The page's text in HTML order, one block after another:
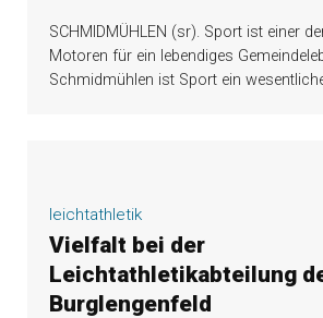
SCHMIDMÜHLEN (sr). Sport ist einer
Motoren für ein lebendiges
Schmidmühlen ist Sport ein
leichtathletik
Vielfalt bei der
Leichtathletikabteilung
Burglengenfeld